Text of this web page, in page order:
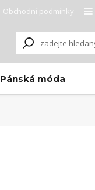
Obchodní podmínky
Pánská móda